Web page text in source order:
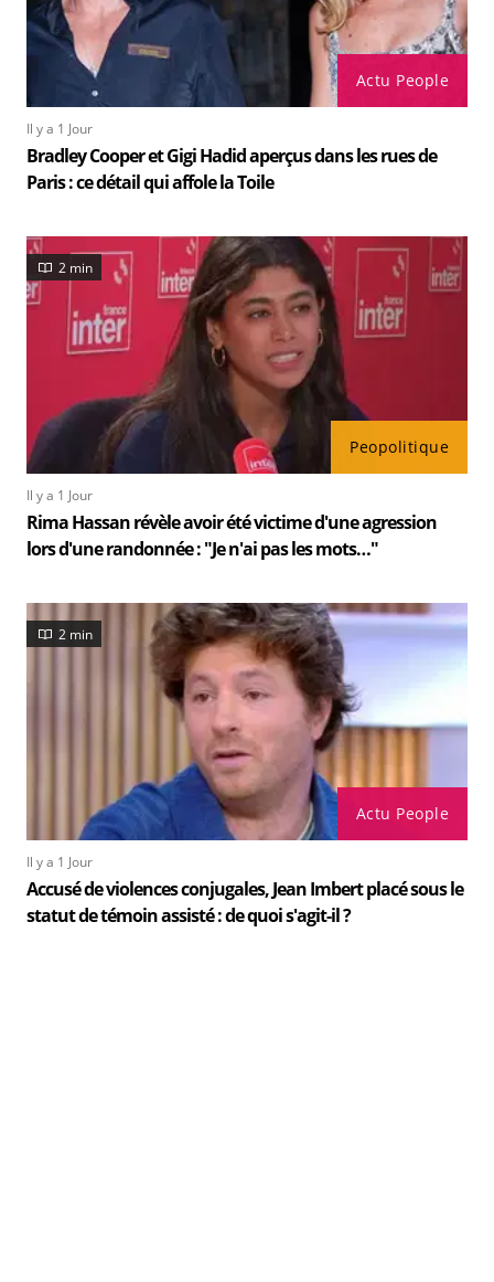
Actu People
Il y a 1 Jour
Bradley Cooper et Gigi Hadid aperçus dans les rues de
Paris : ce détail qui affole la Toile
Peopolitique
2 min
Il y a 1 Jour
Rima Hassan révèle avoir été victime d'une agression
lors d'une randonnée : "Je n'ai pas les mots…"
Actu People
2 min
Il y a 1 Jour
Accusé de violences conjugales, Jean Imbert placé sous le
statut de témoin assisté : de quoi s'agit-il ?